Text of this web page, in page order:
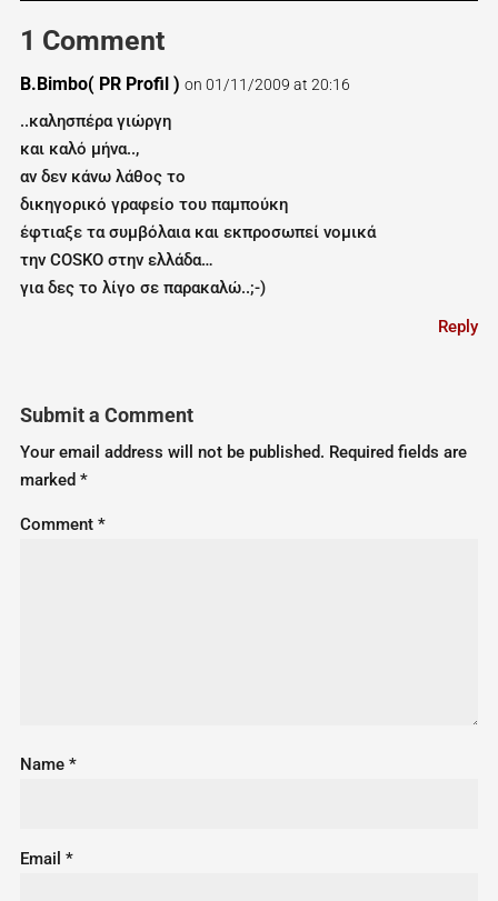
1 Comment
Β.Bimbo( PR Profil ) on 01/11/2009 at 20:16
..καλησπέρα γιώργη
και καλό μήνα..,
αν δεν κάνω λάθος το
δικηγορικό γραφείο του παμπούκη
έφτιαξε τα συμβόλαια και εκπροσωπεί νομικά
την COSKO στην ελλάδα…
για δες το λίγο σε παρακαλώ..;-)
Reply
Submit a Comment
Your email address will not be published. Required fields are
marked *
Comment *
Name *
Email *